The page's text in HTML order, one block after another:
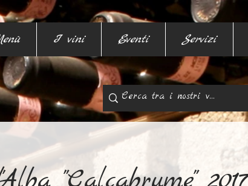
I vini Eventi Servizi